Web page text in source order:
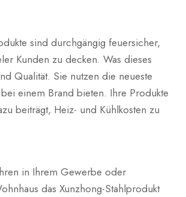
sind durchgängig feuersicher,
Kunden zu decken. Was dieses
Qualität. Sie nutzen die neueste
einem Brand bieten. Ihre Produkte
beiträgt, Heiz- und Kühlkosten zu
in Ihrem Gewerbe oder
das Xunzhong-Stahlprodukt